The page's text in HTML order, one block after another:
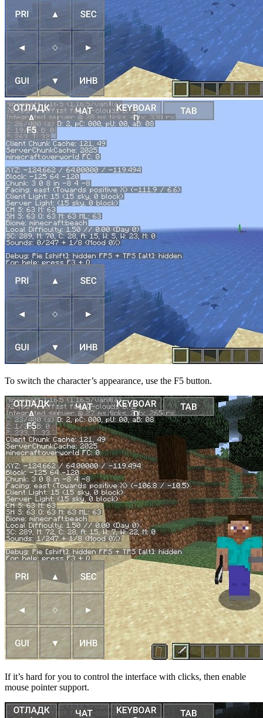
To switch the character’s appearance, use the F5 button.
If it’s hard for you to control the interface with clicks, then enable
mouse pointer support.